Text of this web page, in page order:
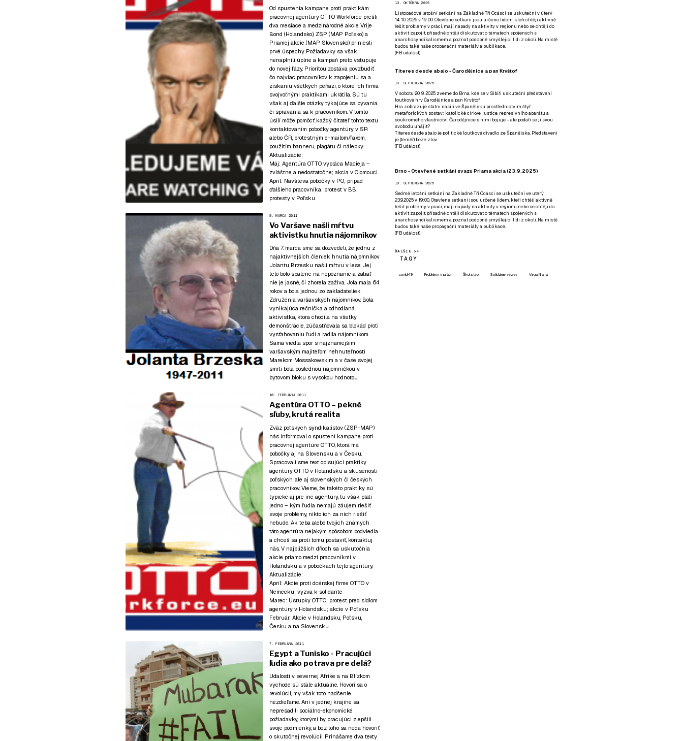
Od spustenia kampane proti praktikám
pracovnej agentúry OTTO Workforce prešli
dva mesiace a medzinárodné akcie Vrije
Bond (Holandsko), ZSP (MAP Poľsko) a
Priamej akcie (MAP Slovensko) priniesli
prvé úspechy. Požiadavky sa však
nenaplnili úplne a kampaň preto vstupuje
do novej fázy. Prioritou zostáva povzbudiť
čo najviac pracovníkov k zapojeniu sa a
získaniu všetkých peňazí, o ktoré ich firma
svojvoľnými praktikami ukrátila. Sú tu
však aj ďalšie otázky týkajúce sa bývania
či správania sa k pracovníkom. V tomto
úsilí môže pomôcť každý čitateľ tohto textu
kontaktovaním pobočky agentúry v SR
alebo ČR, protestným e-mailom/faxom,
použitím banneru plagátu či nálepky.
Aktualizácie:
Máj: Agentúra OTTO vypláca Macieja –
zvláštne a nedostatočne; akcia v Olomouci
Apríl: Návšteva pobočky v PO; prípad
ďalšieho pracovníka; protest v BB;
protesty v Poľsku
9. MARCA 2011
Vo Varšave našli mŕtvu
aktivistku hnutia nájomníkov
Dňa 7. marca sme sa dozvedeli, že jednu z
najaktívnejších členiek hnutia nájomníkov
Jolantu Brzesku našli mŕtvu v lese. Jej
telo bolo spálené na nepoznanie a zatiaľ
nie je jasné, či zhorela zaživa. Jola mala 64
rokov a bola jednou zo zakladateliek
Združenia varšavských nájomníkov. Bola
vynikajúca rečníčka a odhodlaná
aktivistka, ktorá chodila na všetky
demonštrácie, zúčastňovala sa blokád proti
vysťahovaniu ľudí a radila nájomníkom.
Sama viedla spor s najznámejším
varšavským majiteľom nehnuteľností
Marekom Mossakowskim a v čase svojej
smrti bola poslednou nájomníčkou v
bytovom bloku s vysokou hodnotou.
10. FEBRUÁRA 2011
Agentúra OTTO – pekné
sľuby, krutá realita
Zväz poľských syndikalistov (ZSP-MAP)
nás informoval o spustení kampane proti
pracovnej agentúre OTTO, ktorá má
pobočky aj na Slovensku a v Česku.
Spracovali sme text opisujúci praktiky
agentúry OTTO v Holandsku a skúsenosti
poľských, ale aj slovenských či českých
pracovníkov. Vieme, že takéto praktiky sú
typické aj pre iné agentúry, tu však platí
jedno – kým ľudia nemajú záujem riešiť
svoje problémy, nikto ich za nich riešiť
nebude. Ak teba alebo tvojich známych
táto agentúra nejakým spôsobom podviedla
a chceš sa proti tomu postaviť, kontaktuj
nás. V najbližších dňoch sa uskutočnia
akcie priamo medzi pracovníkmi v
Holandsku a v pobočkách tejto agentúry.
Aktualizácie:
Apríl: Akcie proti dcérskej firme OTTO v
Nemecku; výzva k solidarite
Marec: Ústupky OTTO; protest pred sídlom
agentúry v Holandsku; akcie v Poľsku
Február: Akcie v Holandsku, Poľsku,
Česku a na Slovensku
7. FEBRUÁRA 2011
Egypt a Tunisko - Pracujúci
ľudia ako potrava pre delá?
Udalosti v severnej Afrike a na Blízkom
východe sú stále aktuálne. Hovorí sa o
revolúcii, my však toto nadšenie
nezdieľame. Ani v jednej krajine sa
nepresadili sociálno-ekonomické
požiadavky, ktorými by pracujúci zlepšili
svoje podmienky, a bez toho sa nedá hovoriť
o skutočnej revolúcii. Prinášame dva texty
13. OKTÓBRA 2025
Listopadové letošní setkání na Základně Tři Ocásci se uskuteční v úterý
14. 10. 2025 v 19:00. Otevřené setkání jsou určené lidem, kteří chtějí aktivně
řešit problémy v práci, mají nápady na aktivity v regionu nebo se chtějí do
aktivit zapojit, případně chtějí diskutovat o tématech spojených s
anarchosyndikalismem a poznat podobně smýšlející lidi z okolí. Na místě
budou také naše propagační materiály a publikace.
(FB událost)
Títeres desde abajo - Čarodějnice a pan Kryštof
19. SEPTEMBRA 2025
V sobotu 20. 9. 2025 zveme do Brna, kde se v Sibiři uskuteční představení
loutkové hry Čarodějnice a pan Kryštof.
Hra zobrazuje státní násilí ve Španělsku prostřednictvím čtyř
metaforických postav: katolické církve, justice, represivního aparátu a
soukromého vlastnictví. Čarodějnice s nimi bojuje – ale podaří se jí svou
svobodu uhájit?
Títeres desde abajo je politické loutkové divadlo ze Španělska. Představení
je (téměř) beze zlov.
(FB událost)
Brno - Otevřené setkání svazu Priama akcia (23.9.2025)
19. SEPTEMBRA 2025
Sedmé letošní setkání na Základně Tři Ocásci se uskuteční ve uterý
23.9.2025 v 19:00. Otevřené setkání jsou určené lidem, kteří chtějí aktivně
řešit problémy v práci, mají nápady na aktivity v regionu nebo se chtějí do
aktivit zapojit, případně chtějí diskutovat o tématech spojených s
anarchosyndikalismem a poznat podobně smýšlející lidi z okolí. Na místě
budou také naše propagační materiály a publikace.
(FB událost)
ĎALŠIE >>
TAGY
covid-19 Problémy v práci Školstvo Solidárne výzvy VegaNana